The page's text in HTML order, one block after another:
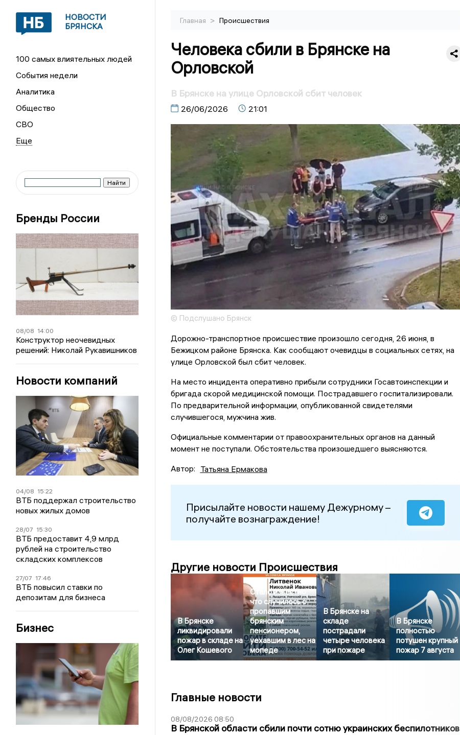
НОВОСТИ
БРЯНСКА
100 самых влиятельных людей
События недели
Аналитика
Общество
СВО
Бренды России
08/08 14:00
Конструктор неочевидных
решений: Николай Рукавишников
Новости компаний
04/08 15:22
ВТБ поддержал строительство
новых жилых домов
28/07 15:30
ВТБ предоставит 4,9 млрд
рублей на строительство
складских комплексов
27/07 17:46
ВТБ повысил ставки по
депозитам для бизнеса
Бизнес
Главная > Происшествия
Человека сбили в Брянске на
Орловской
В Брянске на улице Орловской сбит человек
26/06/2026 21:01
© Подслушано Брянск
Дорожно-транспортное происшествие произошло сегодня, 26 июня, в
Бежицком районе Брянска. Как сообщают очевидцы в социальных сетях, на
улице Орловской был сбит человек.
На место инцидента оперативно прибыли сотрудники Госавтоинспекции и
бригада скорой медицинской помощи. Пострадавшего госпитализировали.
По предварительной информации, опубликованной свидетелями
случившегося, мужчина жив.
Официальные комментарии от правоохранительных органов на данный
момент не поступали. Обстоятельства произошедшего выясняются.
Автор: Татьяна Ермакова
Присылайте новости нашему Дежурному –
получайте вознаграждение!
Другие новости Происшествия
В Брянске
ликвидировали
пожар в складе на
Олег Кошевого
Стало известно,
что случилось с
пропавшим
брянским
пенсионером,
уехавшим в лес на
мопеде
В Брянске на
складе
пострадали
четыре человека
при пожаре
В Брянске
полностью
потушен крупный
пожар 7 августа
Главные новости
08/08/2026 08:50
В Брянской области сбили почти сотню украинских беспилотников